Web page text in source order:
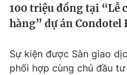
Tin tức
Kinh tế
100 triệu đồng tại “Lễ
hàng” dự án Condotel
Sự kiện được Sàn giao
phối hợp cùng chủ đầu